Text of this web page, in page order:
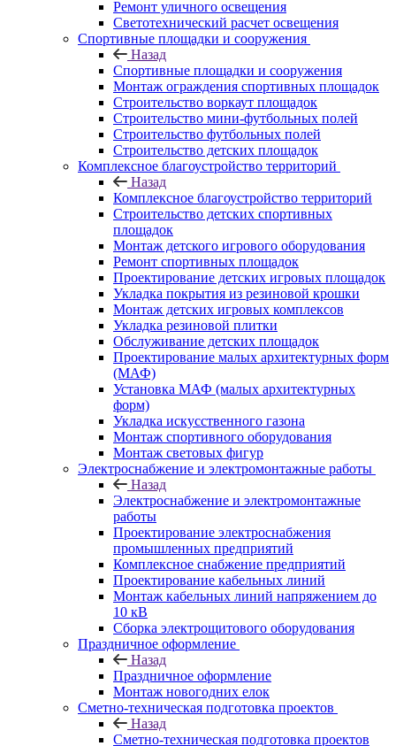
Ремонт уличного освещения
Светотехнический расчет освещения
Спортивные площадки и сооружения
Назад
Спортивные площадки и сооружения
Монтаж ограждения спортивных площадок
Строительство воркаут площадок
Строительство мини-футбольных полей
Строительство футбольных полей
Строительство детских площадок
Комплексное благоустройство территорий
Назад
Комплексное благоустройство территорий
Строительство детских спортивных
площадок
Монтаж детского игрового оборудования
Ремонт спортивных площадок
Проектирование детских игровых площадок
Укладка покрытия из резиновой крошки
Монтаж детских игровых комплексов
Укладка резиновой плитки
Обслуживание детских площадок
Проектирование малых архитектурных форм
(МАФ)
Установка МАФ (малых архитектурных
форм)
Укладка искусственного газона
Монтаж спортивного оборудования
Монтаж световых фигур
Электроснабжение и электромонтажные работы
Назад
Электроснабжение и электромонтажные
работы
Проектирование электроснабжения
промышленных предприятий
Комплексное снабжение предприятий
Проектирование кабельных линий
Монтаж кабельных линий напряжением до
10 кВ
Сборка электрощитового оборудования
Праздничное оформление
Назад
Праздничное оформление
Монтаж новогодних елок
Сметно-техническая подготовка проектов
Назад
Сметно-техническая подготовка проектов